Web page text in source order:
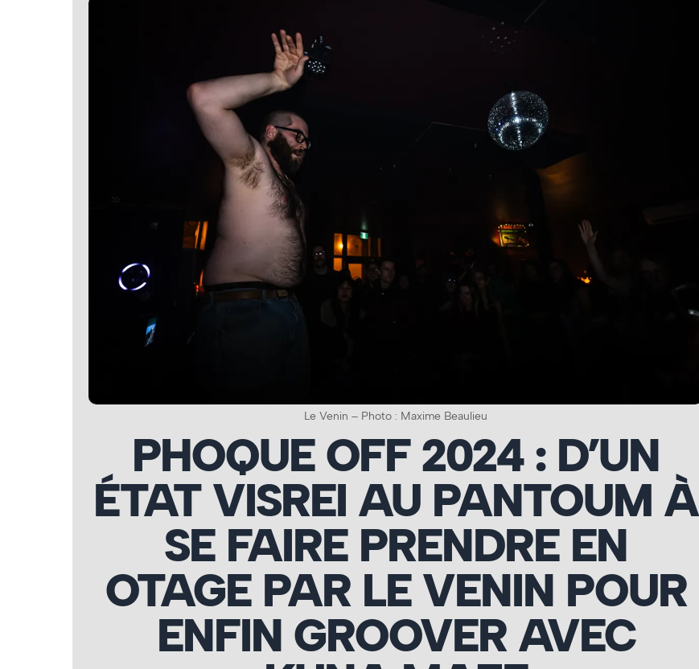
Le Venin – Photo : Maxime Beaulieu
PHOQUE OFF 2024 : D’UN
ÉTAT VISREI AU PANTOUM À
SE FAIRE PRENDRE EN
OTAGE PAR LE VENIN POUR
ENFIN GROOVER AVEC